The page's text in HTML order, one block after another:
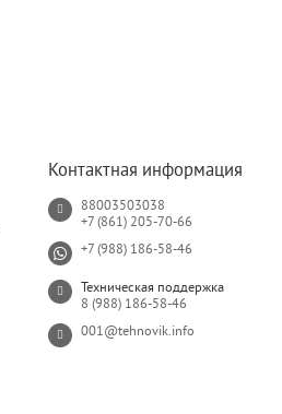
Контактная информация
88003503038
+7 (861) 205-70-66
+7 (988) 186-58-46
Техническая поддержка
8 (988) 186-58-46
001@tehnovik.info